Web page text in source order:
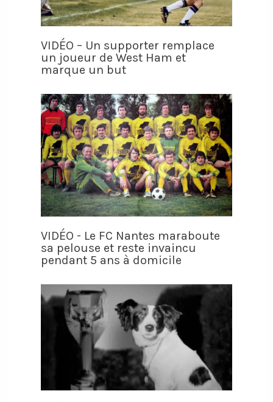
VIDÉO – Un supporter remplace
un joueur de West Ham et
marque un but
VIDÉO - Le FC Nantes maraboute
sa pelouse et reste invaincu
pendant 5 ans à domicile